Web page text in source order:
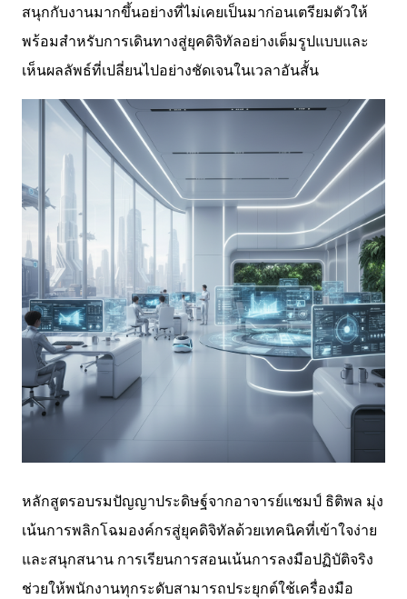
สนุกกับงานมากขึ้นอย่างที่ไม่เคยเป็นมาก่อนเตรียมตัวให้
พร้อมสำหรับการเดินทางสู่ยุคดิจิทัลอย่างเต็มรูปแบบและ
เห็นผลลัพธ์ที่เปลี่ยนไปอย่างชัดเจนในเวลาอันสั้น
หลักสูตรอบรมปัญญาประดิษฐ์จากอาจารย์แชมป์ ธิติพล มุ่ง
เน้นการพลิกโฉมองค์กรสู่ยุคดิจิทัลด้วยเทคนิคที่เข้าใจง่าย
และสนุกสนาน การเรียนการสอนเน้นการลงมือปฏิบัติจริง
ช่วยให้พนักงานทุกระดับสามารถประยุกต์ใช้เครื่องมือ